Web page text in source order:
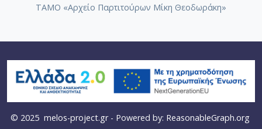
ΤΑΜΟ «Αρχείο Παρτιτούρων Μίκη Θεοδωράκη»
© 2025 melos-project.gr- Powered by: ReasonableGraph.org